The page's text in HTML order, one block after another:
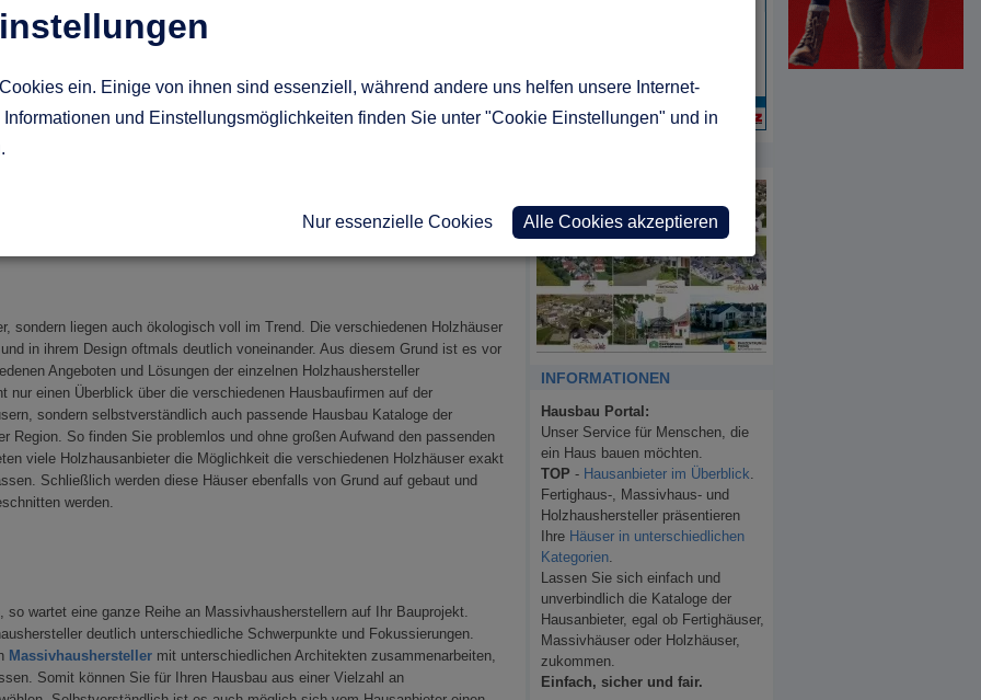
jederFertighausherstellersetzt unterschiedliche Schwerpunkte und arbeitet
Im Segment der Fertighaushersteller gibt es so viele unterschiedliche
durch Hausbau Kataloge als auch durch Besuche in Musterhausparks
machen. So finden Sie für Ihren Hausbau den passenden Hausanbieter im
und Vorstellungen entspricht. Zudem bieten viele Fertighaushersteller
durch unterschiedliche Optionen zu individualisieren und somit noch
sondern liegen auch ökologisch voll im Trend. Die verschiedenen Holzhäuser
in ihrem Design oftmals deutlich voneinander. Aus diesem Grund ist es vor
Angeboten und Lösungen der einzelnen Holzhaushersteller
nur einen Überblick über die verschiedenen Hausbaufirmen auf der
sondern selbstverständlich auch passende Hausbau Kataloge der
Region. So finden Sie problemlos und ohne großen Aufwand den passenden
viele Holzhausanbieter die Möglichkeit die verschiedenen Holzhäuser exakt
Schließlich werden diese Häuser ebenfalls von Grund auf gebaut und
werden.
wartet eine ganze Reihe an Massivhausherstellern auf Ihr Bauprojekt.
deutlich unterschiedliche Schwerpunkte und Fokussierungen.
Massivhaushersteller mit unterschiedlichen Architekten zusammenarbeiten,
Somit können Sie für Ihren Hausbau aus einer Vielzahl an
INFORMATIONEN
Hausbau Portal:
Unser Service für Menschen, die
ein Haus bauen möchten.
TOP - Hausanbieter im Überblick
Fertighaus-, Massivhaus- und
Holzhaushersteller präsentieren
Ihre Häuser in unterschiedlichen
Kategorien
Lassen Sie sich einfach und
unverbindlich die Kataloge der
Hausanbieter, egal ob Fertighäuser,
Massivhäuser oder Holzhäuser,
zukommen.
Einfach, sicher und fair.
ein. Einige von ihnen sind essenziell, während andere uns helfen unsere Internet-
und Einstellungsmöglichkeiten finden Sie unter "Cookie Einstellungen" und in
.
Nur essenzielle Cookies Alle Cookies akzeptieren